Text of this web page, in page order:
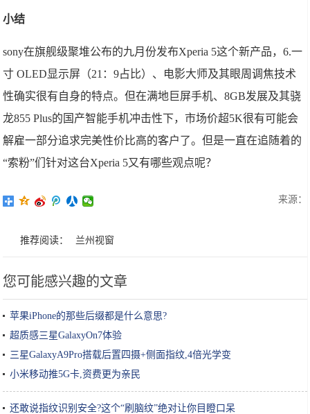
小结
sony在旗舰级聚堆公布的九月份发布Xperia 5这个新产品，6.一
寸 OLED显示屏（21：9占比）、电影大师及其眼周调焦技术
性确实很有自身的特点。但在满地巨屏手机、8GB发展及其骁
龙855 Plus的国产智能手机冲击性下，市场价超5K很有可能会
解雇一部分追求完美性价比高的客户了。但是一直在追随着的
“索粉”们针对这台Xperia 5又有哪些观点呢？
来源：
推荐阅读： 兰州视窗
您可能感兴趣的文章
苹果iPhone的那些后缀都是什么意思?
超质感三星GalaxyOn7体验
三星GalaxyA9Pro搭载后置四摄+侧面指纹,4倍光学变
小米移动推5G卡,资费更为亲民
还敢说指纹识别安全?这个“刷脑纹”绝对让你目瞪口呆